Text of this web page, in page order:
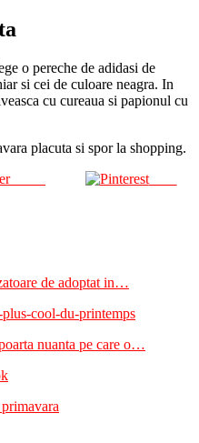
o pereche de adidasi de
si cei de culoare neagra. In
cu cureaua si papionul cu
placuta si spor la shopping.
Tweet Save
de adoptat in…
nuanta pe care o…